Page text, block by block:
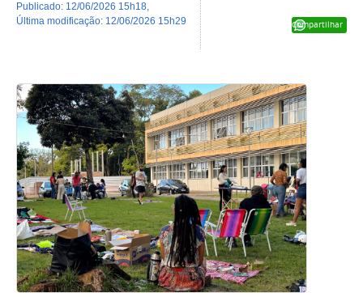
Compartilhar
publicado: 12/06/2026 15h18
última modificação: 12/06/2026 15h29